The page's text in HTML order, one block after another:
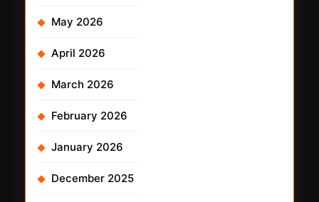
May 2026
April 2026
March 2026
February 2026
January 2026
December 2025